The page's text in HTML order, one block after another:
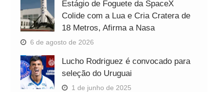
Estágio de Foguete da SpaceX
Colide com a Lua e Cria Cratera de
18 Metros, Afirma a Nasa
6 de agosto de 2026
Lucho Rodriguez é convocado para
seleção do Uruguai
1 de junho de 2025